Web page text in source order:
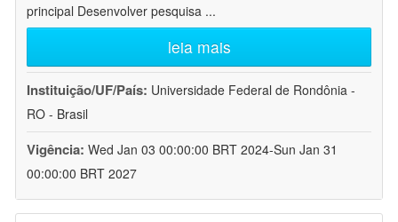
principal Desenvolver pesquisa ...
leia mais
Instituição/UF/País: Universidade Federal de Rondônia -
RO - Brasil
Vigência: Wed Jan 03 00:00:00 BRT 2024-Sun Jan 31
00:00:00 BRT 2027